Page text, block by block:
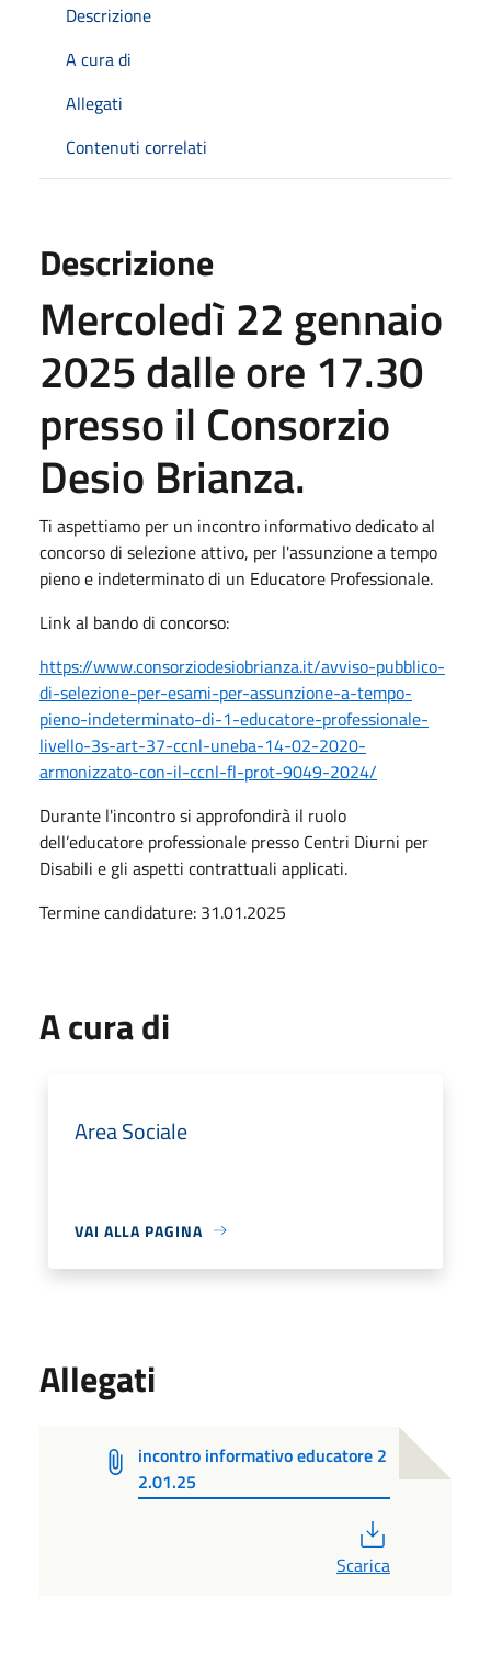
Descrizione
A cura di
Allegati
Contenuti correlati
Descrizione
Mercoledì 22 gennaio
2025 dalle ore 17.30
presso il Consorzio
Desio Brianza.
Ti aspettiamo per un incontro informativo dedicato al
concorso di selezione attivo, per l'assunzione a tempo
pieno e indeterminato di un Educatore Professionale.
Link al bando di concorso:
https://www.consorziodesiobrianza.it/avviso-pubblico-
di-selezione-per-esami-per-assunzione-a-tempo-
pieno-indeterminato-di-1-educatore-professionale-
livello-3s-art-37-ccnl-uneba-14-02-2020-
armonizzato-con-il-ccnl-fl-prot-9049-2024/
Durante l'incontro si approfondirà il ruolo
dell’educatore professionale presso Centri Diurni per
Disabili e gli aspetti contrattuali applicati.
Termine candidature: 31.01.2025
A cura di
Area Sociale
VAI ALLA PAGINA
Allegati
incontro informativo educatore 2
2.01.25
Scarica